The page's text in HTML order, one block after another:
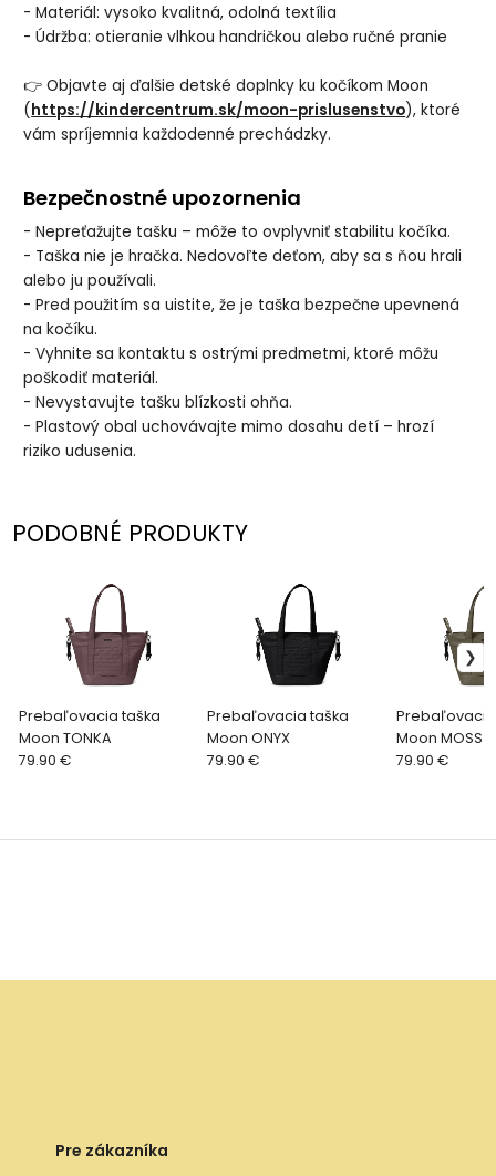
- Materiál: vysoko kvalitná, odolná textília
- Údržba: otieranie vlhkou handričkou alebo ručné pranie
👉 Objavte aj ďalšie detské doplnky ku kočíkom Moon
(https://kindercentrum.sk/moon-prislusenstvo), ktoré
vám spríjemnia každodenné prechádzky.
Bezpečnostné upozornenia
- Nepreťažujte tašku – môže to ovplyvniť stabilitu kočíka.
- Taška nie je hračka. Nedovoľte deťom, aby sa s ňou hrali
alebo ju používali.
- Pred použitím sa uistite, že je taška bezpečne upevnená
na kočíku.
- Vyhnite sa kontaktu s ostrými predmetmi, ktoré môžu
poškodiť materiál.
- Nevystavujte tašku blízkosti ohňa.
- Plastový obal uchovávajte mimo dosahu detí – hrozí
riziko udusenia.
PODOBNÉ PRODUKTY
Prebaľovacia taška
Moon TONKA
79.90 €
Prebaľovacia taška
Moon ONYX
79.90 €
Moon MOSS
79.90 €
Pre zákazníka